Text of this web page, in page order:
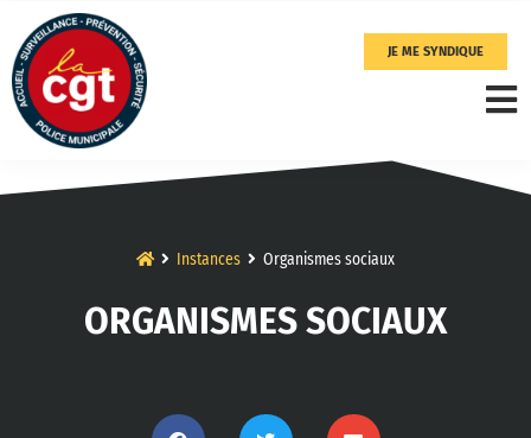
JE ME SYNDIQUE
Instances Organismes sociaux
ORGANISMES SOCIAUX